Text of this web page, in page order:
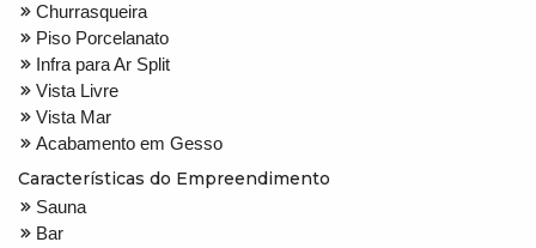
Churrasqueira
Piso Porcelanato
Infra para Ar Split
Vista Livre
Vista Mar
Acabamento em Gesso
Características do Empreendimento
Sauna
Bar